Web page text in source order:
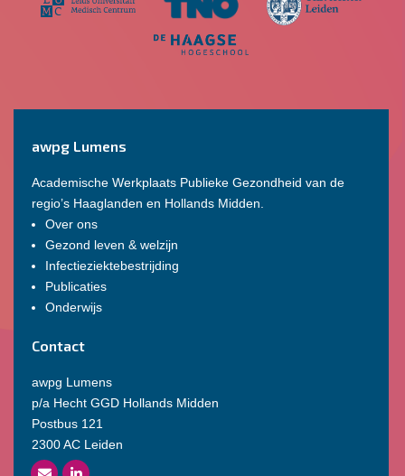
awpg Lumens
Academische Werkplaats Publieke Gezondheid van de
regio’s Haaglanden en Hollands Midden.
Over ons
Gezond leven & welzijn
Infectieziektebestrijding
Publicaties
Onderwijs
Contact
awpg Lumens
p/a Hecht GGD Hollands Midden
Postbus 121
2300 AC Leiden